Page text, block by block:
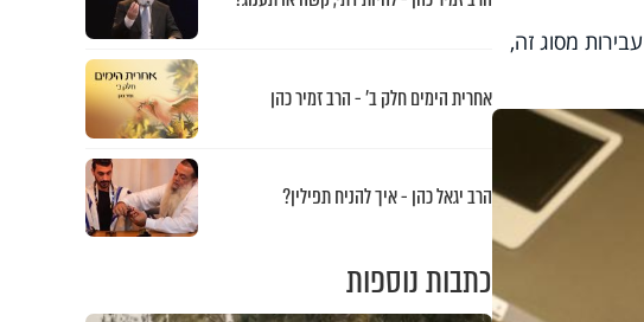
מסוג זה,
אחרית הימים חלק ב’ - הרב זמיר כהן
הרב יגאל כהן - איך להניח תפילין?
כתבות נוספות